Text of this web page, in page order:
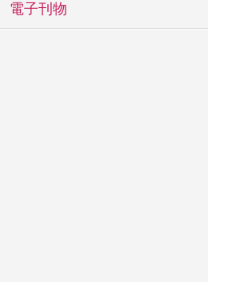
電子刊物